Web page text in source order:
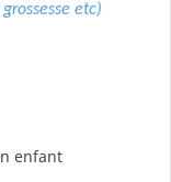
etc)
enfant